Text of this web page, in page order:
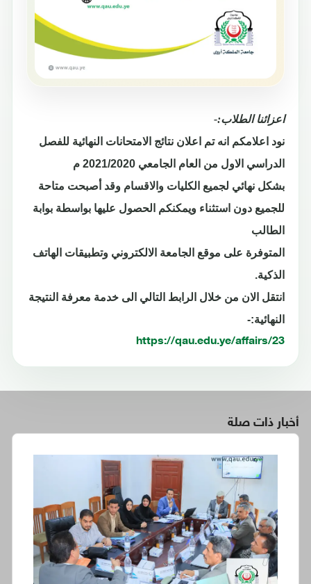
اعزائنا الطلاب:-
نود اعلامكم انه تم اعلان نتائج الامتحانات النهائية للفصل
الدراسي الاول من العام الجامعي 2021/2020 م
بشكل نهائي لجميع الكليات والاقسام وقد أصبحت متاحة
للجميع دون استثناء ويمكنكم الحصول عليها بواسطة بوابة
الطالب
المتوفرة على موقع الجامعة الالكتروني وتطبيقات الهاتف
الذكية.
انتقل الان من خلال الرابط التالي الى خدمة معرفة النتيجة
النهائية:-
https://qau.edu.ye/affairs/23
أخبار ذات صلة